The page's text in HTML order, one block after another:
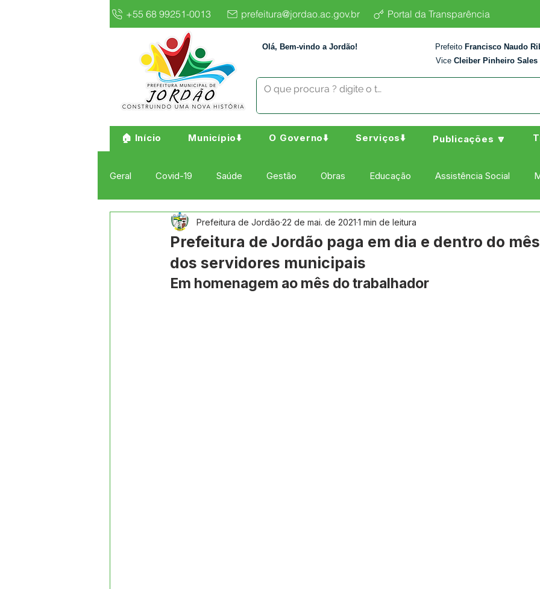
+55 68 99251-0013 prefeitura@jordao.ac.gov.br Portal da Transparência
Olá, Bem-vindo a Jordão! Prefeito Francisco Naudo
Vice Cleiber Pinheiro Sales
🏠 Início Município⬇️ O Governo⬇️ Serviços⬇️ Publicações 🔽
Geral Covid-19 Saúde Gestão Obras Educação Assistência Social
Institucional e Governo Cultura Esporte e Lazer Administração e Finanças
Datas Comemorativas Projetos e Emendas Defesa Civil
Prefeitura de Jordão paga em dia e dentro do
dos servidores municipais
Prefeitura de Jordão 22 de mai. de 2021 1 min de leitura
Em homenagem ao mês do trabalhador